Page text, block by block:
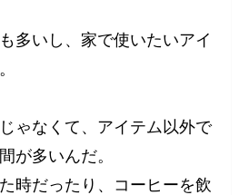
多いし、家で使いたいアイ
ゃなくて、アイテム以外で
が多いんだ。
時だったり、コーヒーを飲